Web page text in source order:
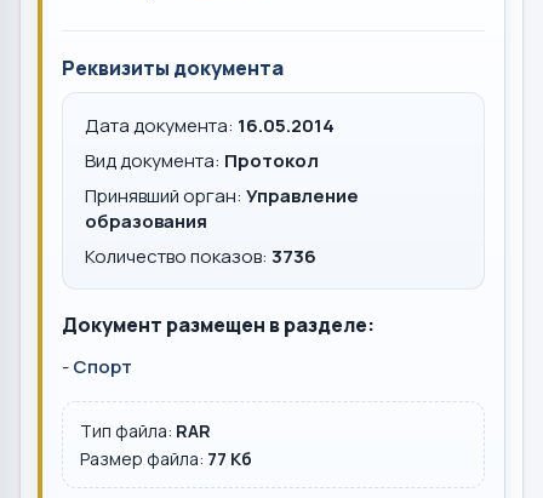
Реквизиты документа
Дата документа: 16.05.2014
Вид документа: Протокол
Принявший орган: Управление
образования
Количество показов: 3736
Документ размещен в разделе:
-Спорт
Тип файла: RAR
Размер файла: 77 Кб